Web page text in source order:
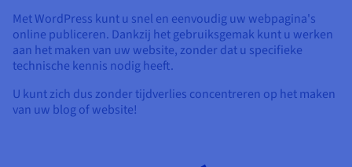
Met WordPress kunt u snel en eenvoudig uw webpagina's
online publiceren. Dankzij het gebruiksgemak kunt u werken
aan het maken van uw website, zonder dat u specifieke
technische kennis nodig heeft.
U kunt zich dus zonder tijdverlies concentreren op het maken
van uw blog of website!